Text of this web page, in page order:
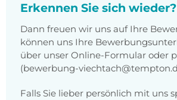
Erkennen Sie sich wieder?
Dann freuen wir uns auf Ihre
können uns Ihre
über unser Online-Formular oder
(bewerbung-
Falls Sie lieber persönlich mit uns